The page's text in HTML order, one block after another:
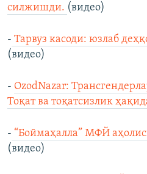
силжишди. (видео)
- Тарвуз касоди: юзлаб
(видео)
- OzodNazar:
Тоқат ва тоқатсизлик
- “Боймаҳалла” МФЙ
(видео)